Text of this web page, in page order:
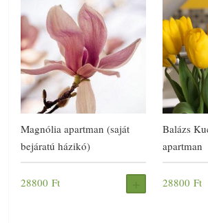
Magnólia apartman (saját
bejáratú házikó)
28800Ft FOGLALÁS
Balázs
apartman
28800 Ft